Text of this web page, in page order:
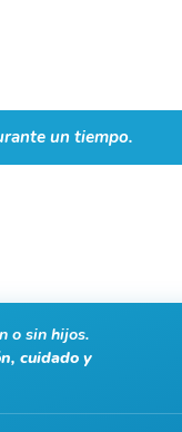
un tiempo.
o sin hijos.
cuidado y